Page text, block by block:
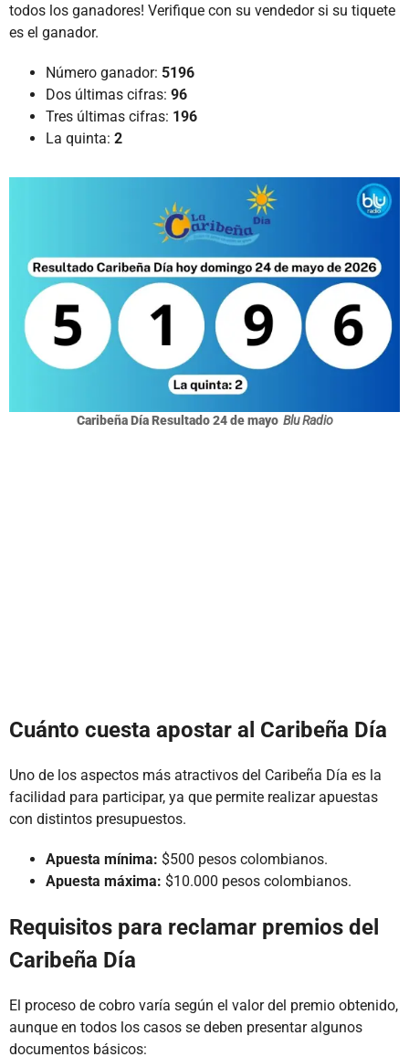
todos los ganadores! Verifique con su vendedor si su tiquete
es el ganador.
Número ganador: 5196
Dos últimas cifras: 96
Tres últimas cifras: 196
La quinta: 2
Caribeña Día Resultado 24 de mayo Blu Radio
Cuánto cuesta apostar al Caribeña Día
Uno de los aspectos más atractivos del Caribeña Día es la
facilidad para participar, ya que permite realizar apuestas
con distintos presupuestos.
Apuesta mínima: $500 pesos colombianos.
Apuesta máxima: $10.000 pesos colombianos.
Requisitos para reclamar premios del
Caribeña Día
El proceso de cobro varía según el valor del premio obtenido,
aunque en todos los casos se deben presentar algunos
documentos básicos: